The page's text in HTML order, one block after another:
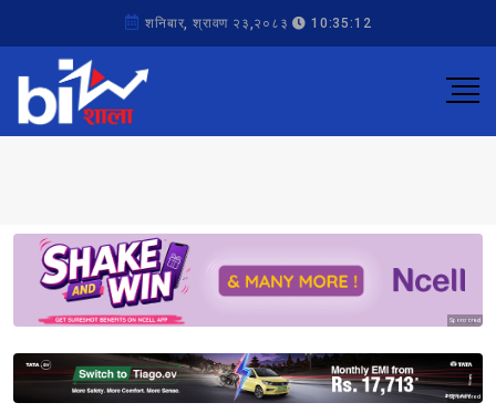
शनिबार, श्रावण २३,२०८३ 10:35:12
Sponsored
Sponsored